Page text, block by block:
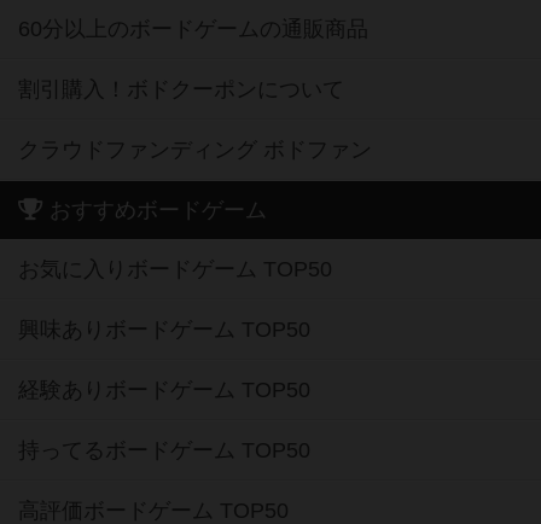
60分以上のボードゲームの通販商品
割引購入！ボドクーポンについて
クラウドファンディング ボドファン
おすすめボードゲーム
お気に入りボードゲーム TOP50
興味ありボードゲーム TOP50
経験ありボードゲーム TOP50
持ってるボードゲーム TOP50
高評価ボードゲーム TOP50